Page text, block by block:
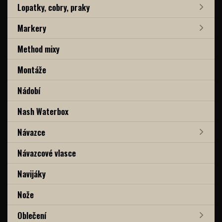
Lopatky, cobry, praky
Markery
Method mixy
Montáže
Nádobí
Nash Waterbox
Návazce
Návazcové vlasce
Navijáky
Nože
Oblečení